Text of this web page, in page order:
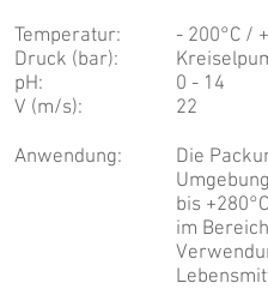
Temperatur:
Druck (bar):
pH:
V (m/s):
Anwendung:
- 200°C /
0 - 14
22
Die
bis
im